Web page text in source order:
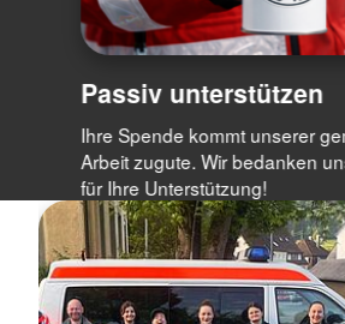
Passiv unterstützen
Ihre Spende kommt unserer
Arbeit zugute. Wir bedanken
für Ihre Unterstützung!